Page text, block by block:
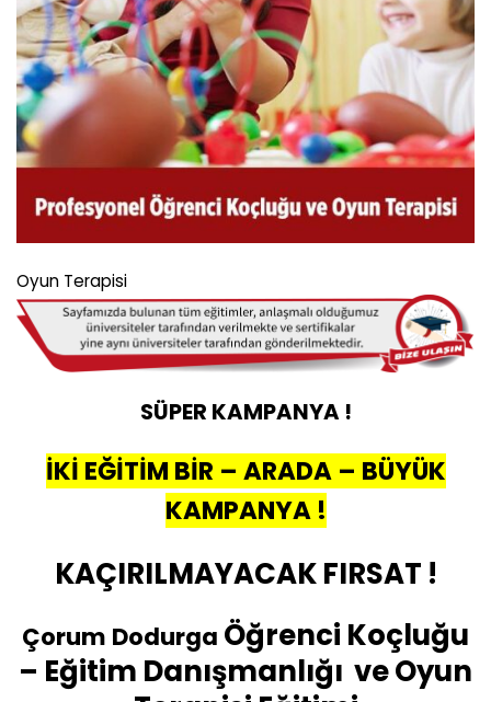
Oyun Terapisi
SÜPER KAMPANYA !
İKİ EĞİTİM BİR – ARADA – BÜYÜK
KAMPANYA !
KAÇIRILMAYACAK FIRSAT !
Çorum Dodurga Öğrenci Koçluğu
– Eğitim Danışmanlığı ve Oyun